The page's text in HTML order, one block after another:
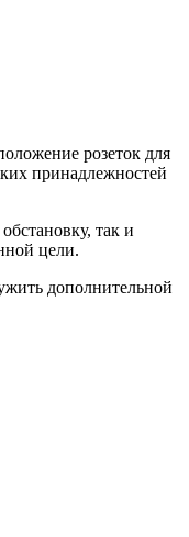
розеток для
принадлежностей
так и
цели.
дополнительной